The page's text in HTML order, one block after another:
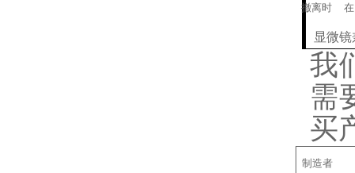
撤离时
显微
我
需
买
制造者